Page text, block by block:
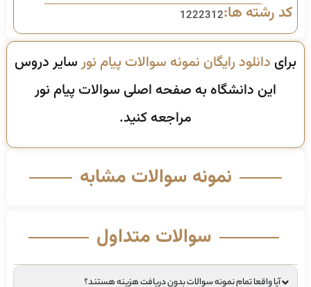
کد رشته ها:1222312
برای دانلود رایگان نمونه سوالات پیام نورسایر دروس
این دانشگاه به صفحه اصلی سوالات پیام نور
مراجعه کنید.
نمونه سوالات مشابه
سوالات متداول
آیا واقعا تمام نمونه سوالات بدون دریافت هزینه هستند؟